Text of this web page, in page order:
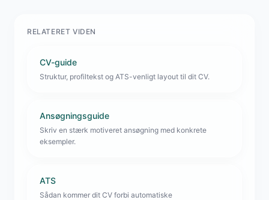
RELATERET VIDEN
CV-guide
Struktur, profiltekst og ATS-venligt layout til dit CV.
Ansøgningsguide
Skriv en stærk motiveret ansøgning med konkrete
eksempler.
ATS
Sådan kommer dit CV forbi automatiske